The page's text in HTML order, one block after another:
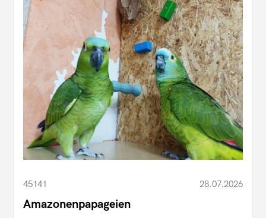
45141 28.07.2026
Amazonenpapageien